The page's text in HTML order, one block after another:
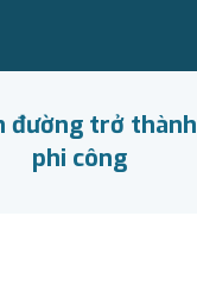
đường trở thành
phi công